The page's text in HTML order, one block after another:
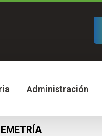
Administración